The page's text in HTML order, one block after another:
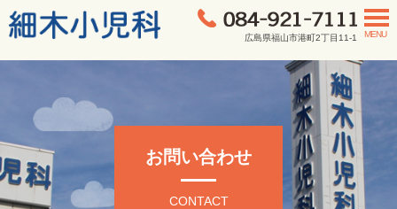
広島県福山市港町2丁目11-1 MENU
お問い合わせ
CONTACT